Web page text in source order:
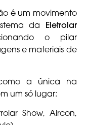
é um movimento
da Eletrolar
o pilar
e materiais de
a única na
um só lugar:
Show, Aircon,